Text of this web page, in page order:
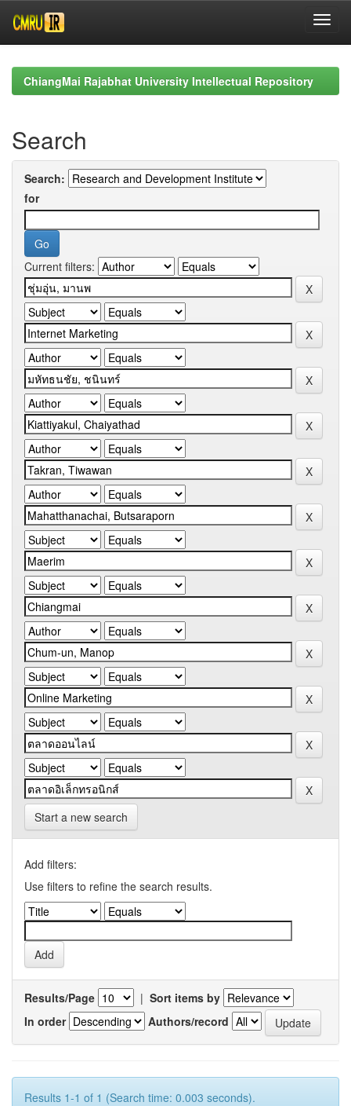
navigationChiangMai Rajabhat University Intellectual Repository
Search
Search:
for
Current filters:
Start a new search
Add filters:
Use filters to refine the search results.
Results/Page | Sort items by
In order
Authors/record
Results 1-1 of 1 (Search time: 0.003 seconds).